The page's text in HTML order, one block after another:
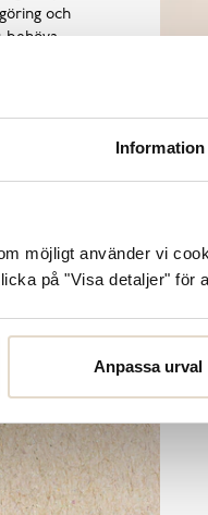
Information
möjligt använder vi
på "Visa detaljer"
Anpassa urval
och